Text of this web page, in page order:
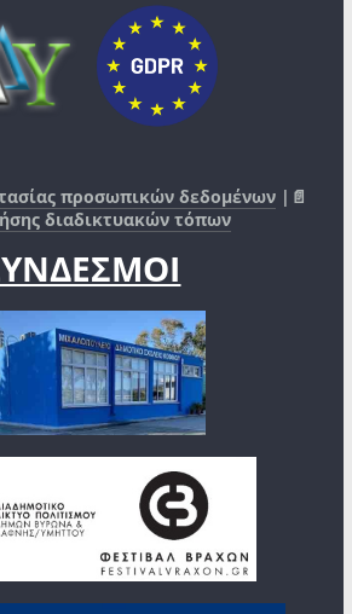
προσωπικών δεδομένων |📄
διαδικτυακών τόπων